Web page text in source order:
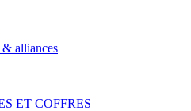
& alliances
ET COFFRES